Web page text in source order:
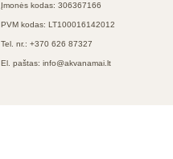
Įmonės kodas: 306367166
PVM kodas: LT100016142012
Tel. nr.: +370 626 87327
El. paštas: info@akvanamai.lt